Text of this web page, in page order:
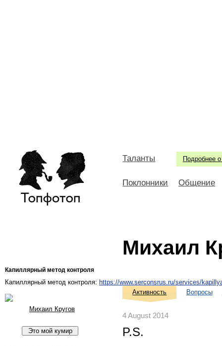
Подробнее о
Таланты
Поклонники Общение
Михаил
Капиллярный метод контроля
Капиллярный метод контроля: https://www.serconsrus.ru/services/
Михаил Кругов
Активность Вопросы
4 August 2014
P.S.